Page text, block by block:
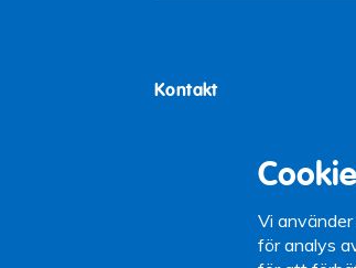
Vi
för analys
Kontakt
102 42 Stockholm